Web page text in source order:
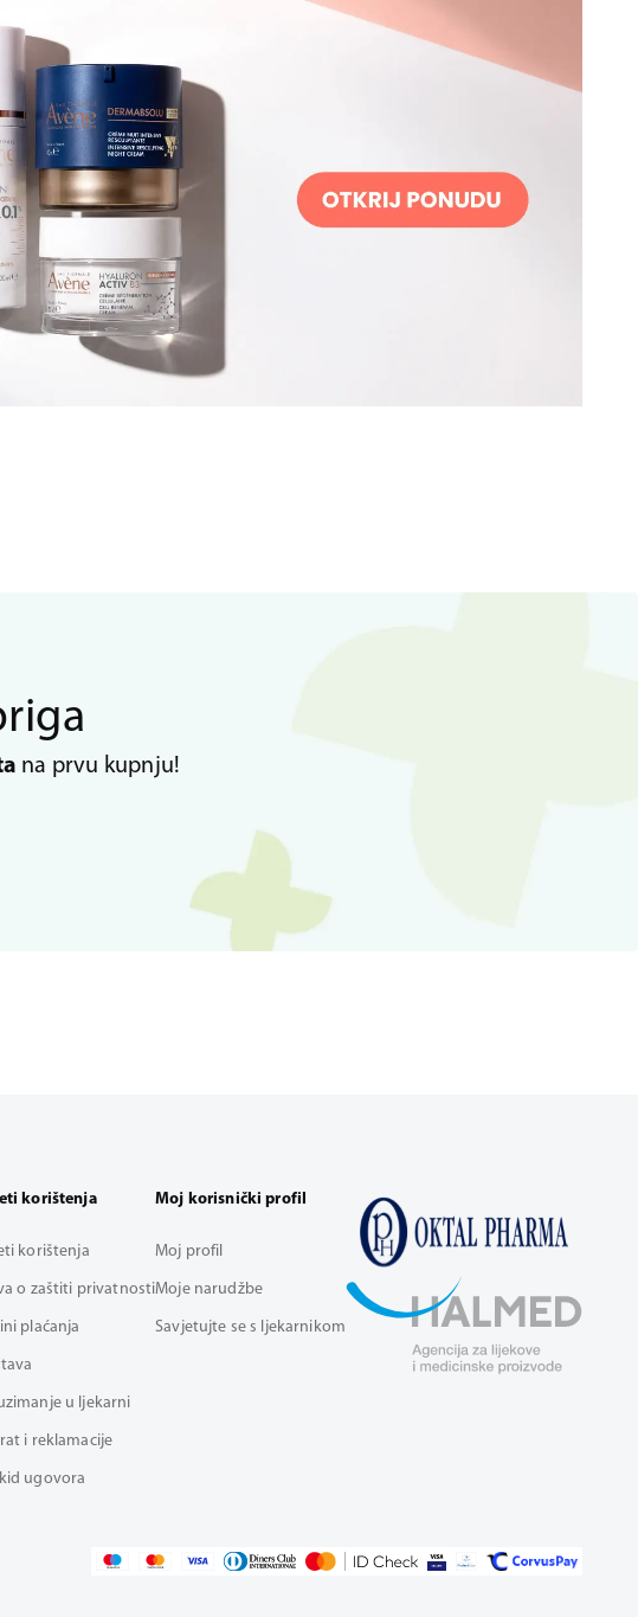
na prvu kupnju!
korištenja
korištenja
o zaštiti privatnosti
plaćanja
u ljekarni
i reklamacije
ugovora
Moj korisnički profil
Moj profil
Moje narudžbe
Savjetujte se s ljekarnikom